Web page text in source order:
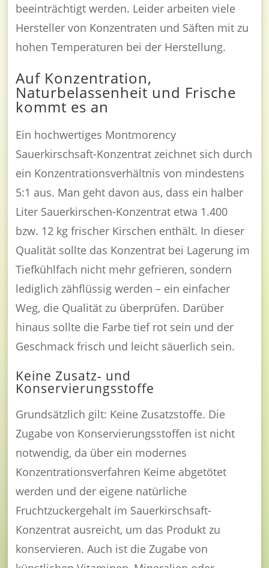
beeinträchtigt werden. Leider arbeiten viele
Hersteller von Konzentraten und Säften mit zu
hohen Temperaturen bei der Herstellung.
Auf Konzentration,
Naturbelassenheit und Frische
kommt es an
Ein hochwertiges Montmorency
Sauerkirschsaft-Konzentrat zeichnet sich durch
ein Konzentrationsverhältnis von mindestens
5:1 aus. Man geht davon aus, dass ein halber
Liter Sauerkirschen-Konzentrat etwa 1.400
bzw. 12 kg frischer Kirschen enthält. In dieser
Qualität sollte das Konzentrat bei Lagerung im
Tiefkühlfach nicht mehr gefrieren, sondern
lediglich zähflüssig werden – ein einfacher
Weg, die Qualität zu überprüfen. Darüber
hinaus sollte die Farbe tief rot sein und der
Geschmack frisch und leicht säuerlich sein.
Keine Zusatz- und
Konservierungsstoffe
Grundsätzlich gilt: Keine Zusatzstoffe. Die
Zugabe von Konservierungsstoffen ist nicht
notwendig, da über ein modernes
Konzentrationsverfahren Keime abgetötet
werden und der eigene natürliche
Fruchtzuckergehalt im Sauerkirschsaft-
Konzentrat ausreicht, um das Produkt zu
konservieren. Auch ist die Zugabe von